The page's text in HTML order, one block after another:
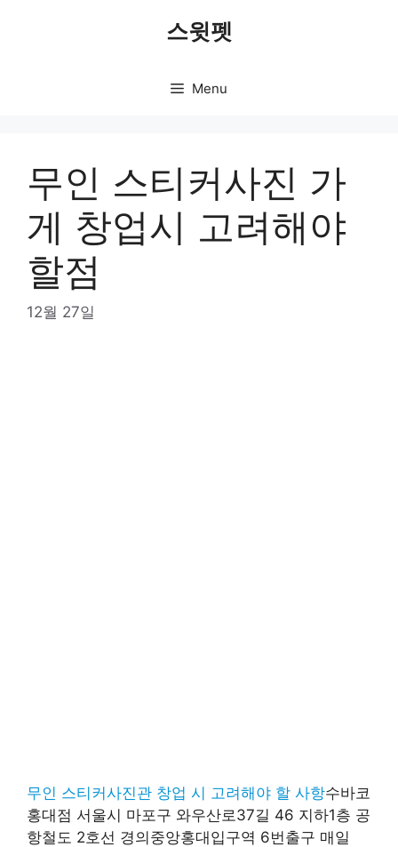
스윗펫
Menu
무인 스티커사진 가
게 창업시 고려해야
할점
12월 27일
무인 스티커사진관 창업 시 고려해야 할 사항수바코
홍대점 서울시 마포구 와우산로37길 46 지하1층 공
항철도 2호선 경의중앙홍대입구역 6번출구 매일